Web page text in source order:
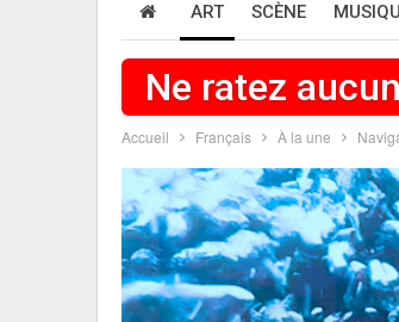
ART SCÈNE
Ne ratez
Accueil Français À la une